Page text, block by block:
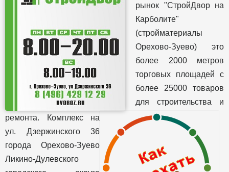
рынок "СтройДвор на
Карболите"
(стройматериалы
Орехово-Зуево) это
более 2000 метров
торговых площадей с
более 25000 товаров
для строительства и
ремонта. Комплекс на
ул. Дзержинского 36
города Орехово-Зуево
Ликино-Дулевского